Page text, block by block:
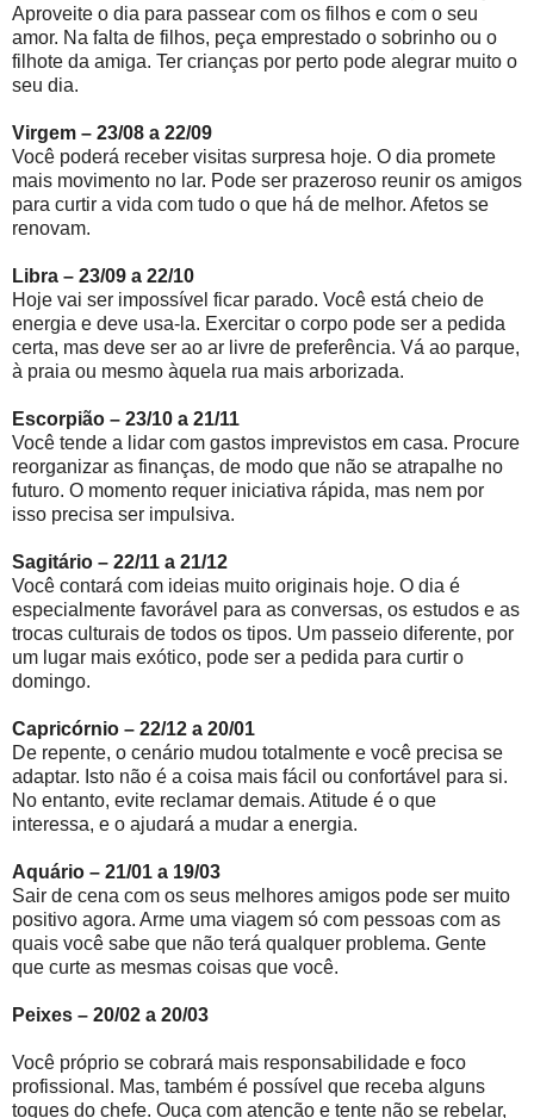
Aproveite o dia para passear com os filhos e com o seu
amor. Na falta de filhos, peça emprestado o sobrinho ou o
filhote da amiga. Ter crianças por perto pode alegrar muito o
seu dia.
Virgem – 23/08 a 22/09
Você poderá receber visitas surpresa hoje. O dia promete
mais movimento no lar. Pode ser prazeroso reunir os amigos
para curtir a vida com tudo o que há de melhor. Afetos se
renovam.
Libra – 23/09 a 22/10
Hoje vai ser impossível ficar parado. Você está cheio de
energia e deve usa-la. Exercitar o corpo pode ser a pedida
certa, mas deve ser ao ar livre de preferência. Vá ao parque,
à praia ou mesmo àquela rua mais arborizada.
Escorpião – 23/10 a 21/11
Você tende a lidar com gastos imprevistos em casa. Procure
reorganizar as finanças, de modo que não se atrapalhe no
futuro. O momento requer iniciativa rápida, mas nem por
isso precisa ser impulsiva.
Sagitário – 22/11 a 21/12
Você contará com ideias muito originais hoje. O dia é
especialmente favorável para as conversas, os estudos e as
trocas culturais de todos os tipos. Um passeio diferente, por
um lugar mais exótico, pode ser a pedida para curtir o
domingo.
Capricórnio – 22/12 a 20/01
De repente, o cenário mudou totalmente e você precisa se
adaptar. Isto não é a coisa mais fácil ou confortável para si.
No entanto, evite reclamar demais. Atitude é o que
interessa, e o ajudará a mudar a energia.
Aquário – 21/01 a 19/03
Sair de cena com os seus melhores amigos pode ser muito
positivo agora. Arme uma viagem só com pessoas com as
quais você sabe que não terá qualquer problema. Gente
que curte as mesmas coisas que você.
Peixes – 20/02 a 20/03
Você próprio se cobrará mais responsabilidade e foco
profissional. Mas, também é possível que receba alguns
toques do chefe. Ouça com atenção e tente não se rebelar,